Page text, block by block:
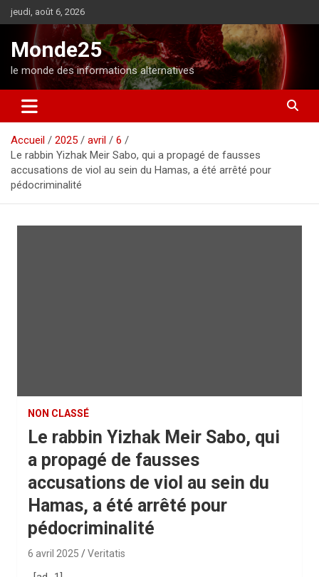
l
o
u
jeudi, août 6, 2026
Monde25
le monde des informations alternatives
Accueil 2025 avril
6
Le rabbin Yizhak Meir Sabo, qui a propagé de fausses
accusations de viol au sein du Hamas, a été arrêté pour
pédocriminalité
NON CLASSÉ
Le rabbin Yizhak Meir Sabo, qui
a propagé de fausses
accusations de viol au sein du
Hamas, a été arrêté pour
pédocriminalité
6 avril 2025 Veritatis